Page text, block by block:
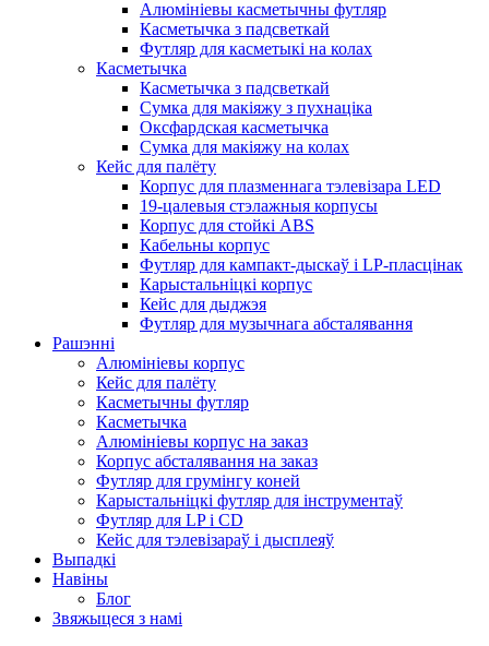
Алюмініевы касметычны футляр
Касметычка з падсветкай
Футляр для касметыкі на колах
Касметычка
Касметычка з падсветкай
Сумка для макіяжу з пухнаціка
Оксфардская касметычка
Сумка для макіяжу на колах
Кейс для палёту
Корпус для плазменнага тэлевізара LED
19-цалевыя стэлажныя корпусы
Корпус для стойкі ABS
Кабельны корпус
Футляр для кампакт-дыскаў і LP-пласцінак
Карыстальніцкі корпус
Кейс для дыджэя
Футляр для музычнага абсталявання
Рашэнні
Алюмініевы корпус
Кейс для палёту
Касметычны футляр
Касметычка
Алюмініевы корпус на заказ
Корпус абсталявання на заказ
Футляр для грумінгу коней
Карыстальніцкі футляр для інструментаў
Футляр для LP і CD
Кейс для тэлевізараў і дысплеяў
Выпадкі
Навіны
Блог
Звяжыцеся з намі